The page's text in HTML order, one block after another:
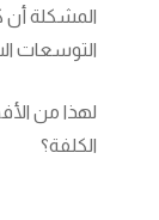
المشكلة أن
التوسعات
لهذا من
الكلفة؟